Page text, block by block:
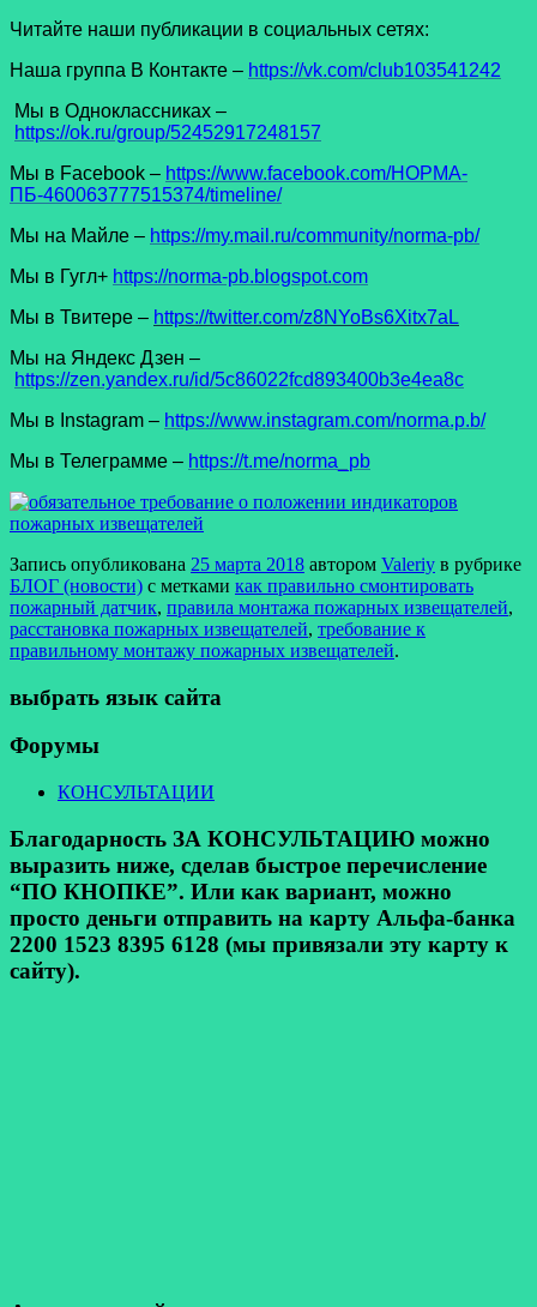
Читайте наши публикации в социальных сетях:
Наша группа В Контакте – https://vk.com/club103541242
Мы в Одноклассниках –
https://ok.ru/group/52452917248157
Мы в Facеbook – https://www.facebook.com/НОРМА-
ПБ-460063777515374/timeline/
Мы на Майле – https://my.mail.ru/community/norma-pb/
Мы в Гугл+ https://norma-pb.blogspot.com
Мы в Твитере – https://twitter.com/z8NYoBs6Xitx7aL
Мы на Яндекс Дзен –
https://zen.yandex.ru/id/5c86022fcd893400b3e4ea8c
Мы в Instagram – https://www.instagram.com/norma.p.b/
Мы в Телеграмме – https://t.me/norma_pb
Запись опубликована 25 марта 2018 автором Valeriy в рубрике
БЛОГ (новости) с метками как правильно смонтировать
пожарный датчик, правила монтажа пожарных извещателей,
расстановка пожарных извещателей, требование к
правильному монтажу пожарных извещателей.
выбрать язык сайта
Форумы
КОНСУЛЬТАЦИИ
Благодарность ЗА КОНСУЛЬТАЦИЮ можно
выразить ниже, сделав быстрое перечисление
“ПО КНОПКЕ”. Или как вариант, можно
просто деньги отправить на карту Альфа-банка
2200 1523 8395 6128 (мы привязали эту карту к
сайту).